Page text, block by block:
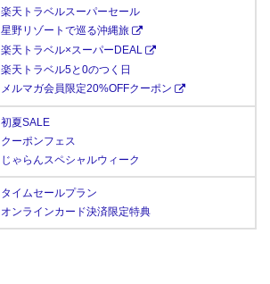
楽天トラベルスーパーセール
星野リゾートで巡る沖縄旅
楽天トラベル×スーパーDEAL
楽天トラベル5と0のつく日
メルマガ会員限定20%OFFクーポン
初夏SALE
クーポンフェス
じゃらんスペシャルウィーク
タイムセールプラン
オンラインカード決済限定特典